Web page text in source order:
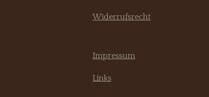
Widerrufsrecht
Impressum
Links